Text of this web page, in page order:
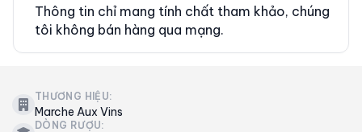
Thông tin chỉ mang tính chất tham khảo, chúng
tôi không bán hàng qua mạng.
THƯƠNG HIỆU:
Marche Aux Vins
DÒNG RƯỢU: